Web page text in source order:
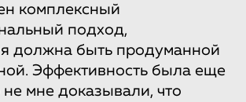
комплексный
подход,
должна быть продуманной
Эффективность была еще
не мне доказывали, что